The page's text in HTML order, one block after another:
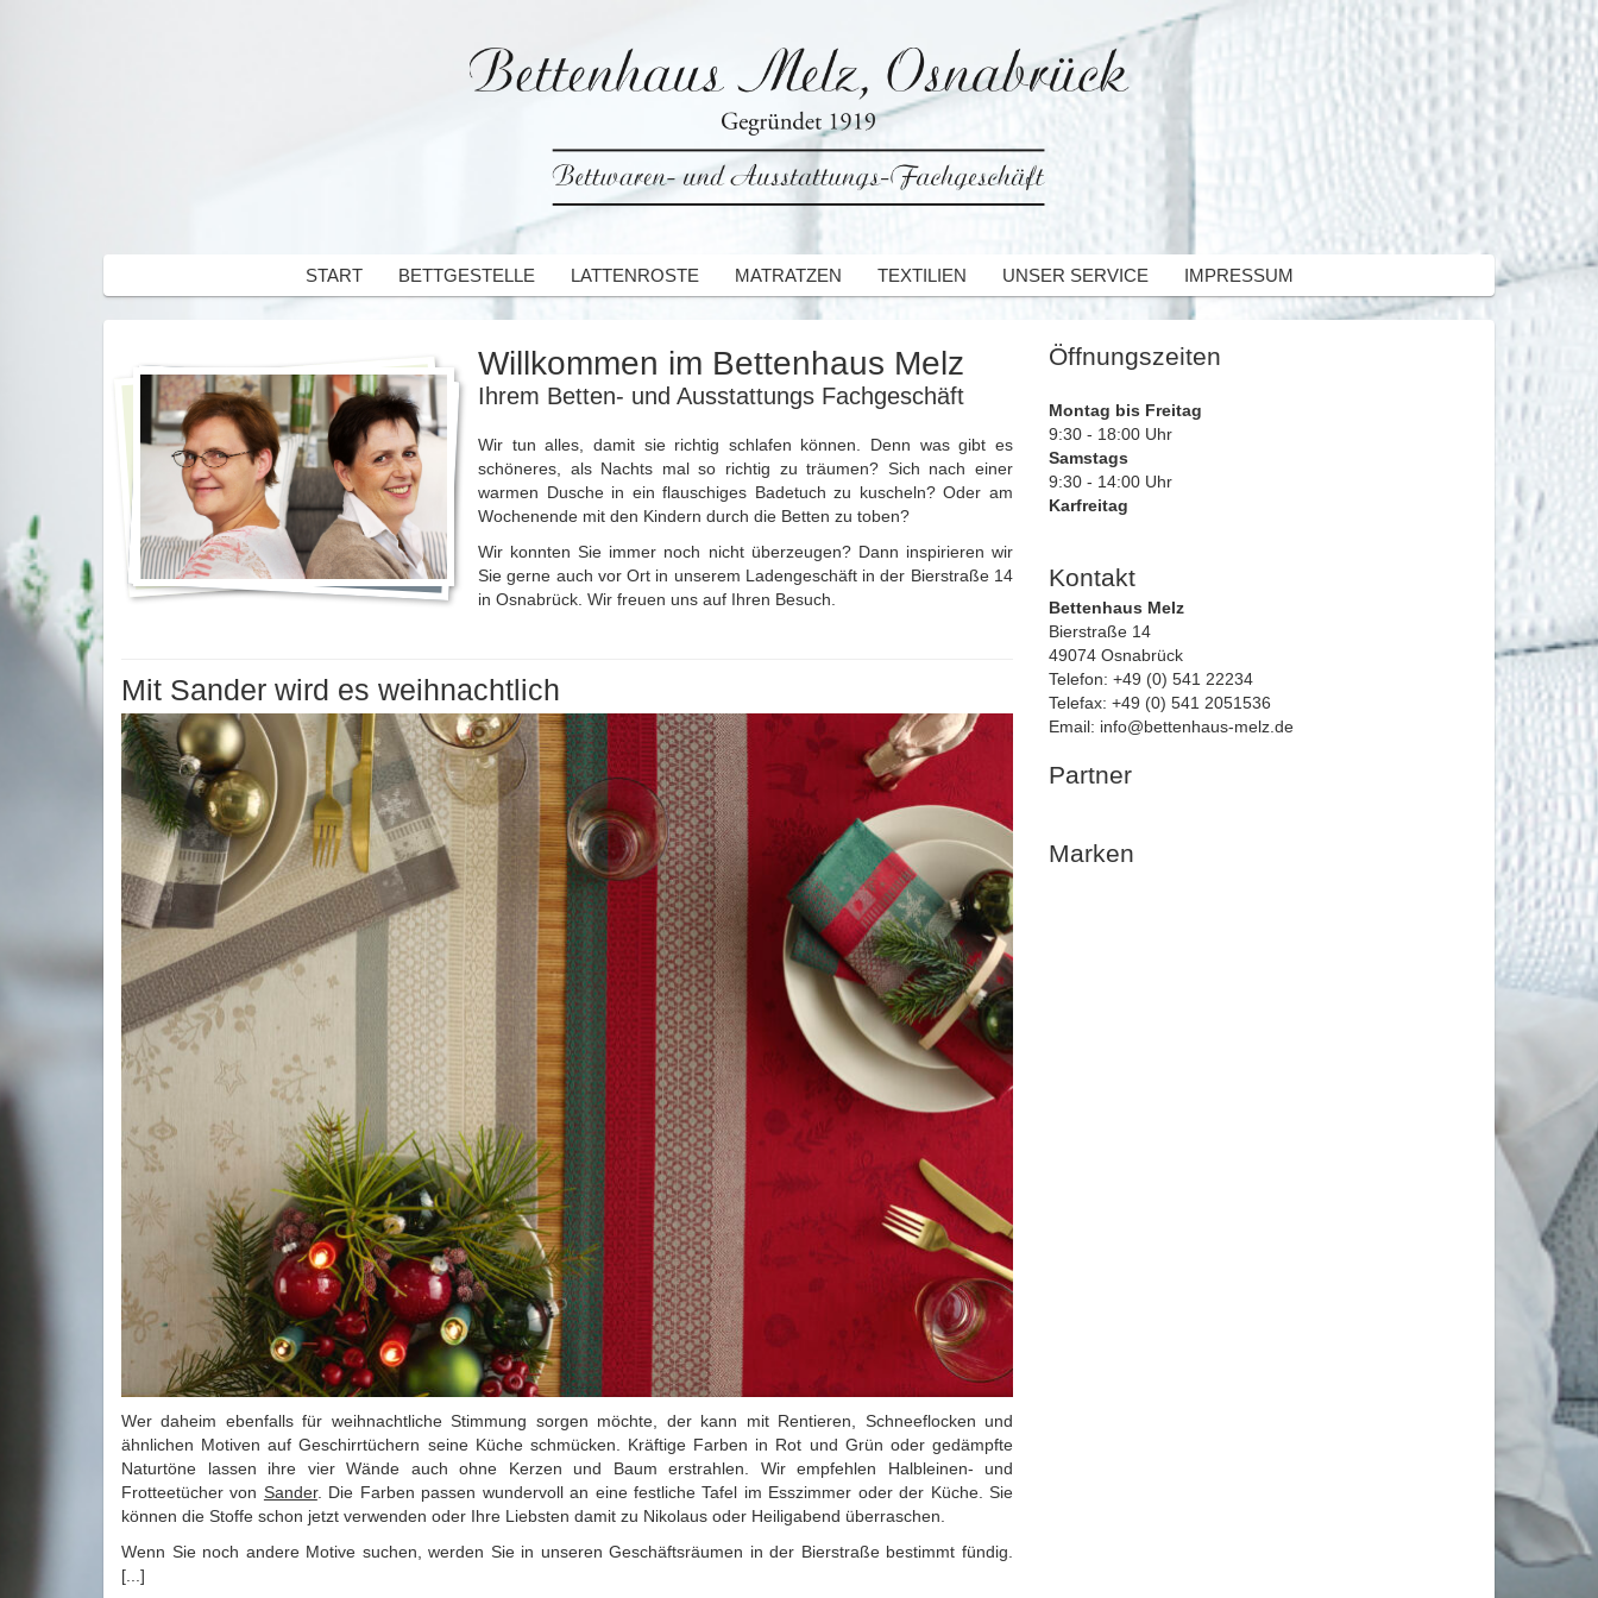
START BETTGESTELLE LATTENROSTE MATRATZEN TEXTILIEN UNSER SERVICE IMPRESSUM
Willkommen im Bettenhaus Melz
Ihrem Betten- und Ausstattungs Fachgeschäft
Wir tun alles, damit sie richtig schlafen können. Denn was gibt es
schöneres, als Nachts mal so richtig zu träumen? Sich nach einer
warmen Dusche in ein flauschiges Badetuch zu kuscheln? Oder am
Wochenende mit den Kindern durch die Betten zu toben?
Wir konnten Sie immer noch nicht überzeugen? Dann inspirieren wir
Sie gerne auch vor Ort in unserem Ladengeschäft in der Bierstraße 14
in Osnabrück. Wir freuen uns auf Ihren Besuch.
Mit Sander wird es weihnachtlich
Wer daheim ebenfalls für weihnachtliche Stimmung sorgen möchte, der kann mit Rentieren, Schneeflocken und
ähnlichen Motiven auf Geschirrtüchern seine Küche schmücken. Kräftige Farben in Rot und Grün oder gedämpfte
Naturtöne lassen ihre vier Wände auch ohne Kerzen und Baum erstrahlen. Wir empfehlen Halbleinen- und
Frotteetücher von Sander. Die Farben passen wundervoll an eine festliche Tafel im Esszimmer oder der Küche. Sie
können die Stoffe schon jetzt verwenden oder Ihre Liebsten damit zu Nikolaus oder Heiligabend überraschen.
Wenn Sie noch andere Motive suchen, werden Sie in unseren Geschäftsräumen in der Bierstraße bestimmt fündig.
[...]
Öffnungszeiten
Montag bis Freitag
9:30 - 18:00 Uhr
Samstags
9:30 - 14:00 Uhr
Karfreitag
Kontakt
Bettenhaus Melz
Bierstraße 14
49074 Osnabrück
Telefon: +49 (0) 541 22234
Telefax: +49 (0) 541 2051536
Email: info@bettenhaus-melz.de
Partner
Marken